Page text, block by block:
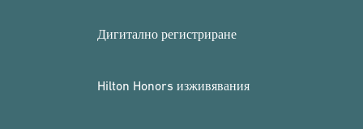
Дигитално регистриране
Hilton Honors изживявания